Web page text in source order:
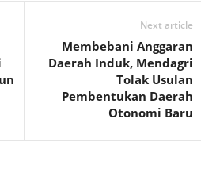
Next article
Membebani Anggaran
Daerah Induk, Mendagri
Tolak Usulan
Pembentukan Daerah
Otonomi Baru